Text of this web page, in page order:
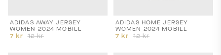
ADIDAS AWAY JERSEY
WOMEN 2024 MOBILL
7 kr 12kr
ADIDAS HOME JERSEY
WOMEN 2024 MOBILL
7 kr 12kr